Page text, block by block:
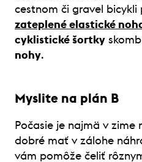
cestnom či gravel bicykli
zateplené elastické
cyklistické šortky
nohy.
Myslite na plán B
Počasie je najmä v zime
dobré mať v zálohe
vám pomôže čeliť